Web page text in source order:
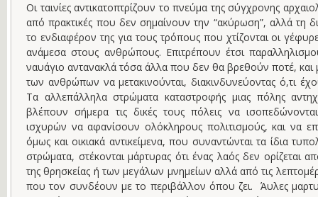
Οι ταινίες αντικατοπτρίζουν το πνεύμα της σύγχρονης
από πρακτικές που δεν σημαίνουν την “ακύρωση”, αλλά τη
το ενδιαφέρον της για τους τρόπους που χτίζονται οι
ανάμεσα στους ανθρώπους. Επιτρέπουν έτσι
ναυάγιο αντανακλά τόσα άλλα που δεν θα βρεθούν ποτέ, και
των ανθρώπων να μετακινούνται, διακινδυνεύοντας ό,τι
Τα αλλεπάλληλα στρώματα καταστροφής μιας πόλης
βλέπουν σήμερα τις δικές τους πόλεις να
ισχυρών να αφανίσουν ολόκληρους πολιτισμούς, και να
όμως και οικιακά αντικείμενα, που συναντώνται τα ίδια
στρώματα, στέκονται μάρτυρας ότι ένας λαός δεν ορίζεται
της θρησκείας ή των μεγάλων μνημείων αλλά από τις
που τον συνδέουν με το περιβάλλον όπου ζει. Άυλες